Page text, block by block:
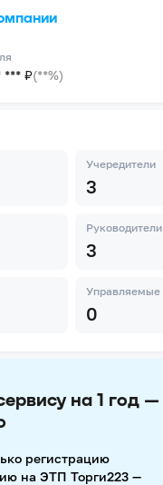
*** ₽(**%)
Учередители
3
Руководители
3
Управляемые
0
на 1 год —
регистрацию
на ЭТП Торги223 —